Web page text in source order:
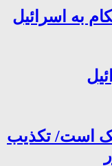
به اسرائیل
است/ تکذیب